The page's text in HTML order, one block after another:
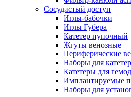
Сосудистый доступ
Иглы-бабочки
Иглы Губера
Катетер пупочный
Жгуты венозные
Периферические
Наборы для
Катетеры для
Имплантируемые
Наборы для